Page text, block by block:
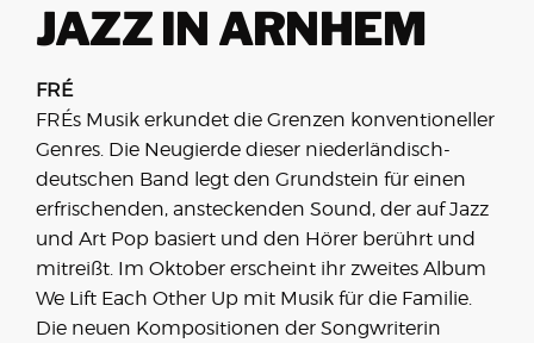
JAZZ IN ARNHEM
FRÉ
FRÉs Musik erkundet die Grenzen konventioneller
Genres. Die Neugierde dieser niederländisch-
deutschen Band legt den Grundstein für einen
erfrischenden, ansteckenden Sound, der auf Jazz
und Art Pop basiert und den Hörer berührt und
mitreißt. Im Oktober erscheint ihr zweites Album
We Lift Each Other Up mit Musik für die Familie.
Die neuen Kompositionen der Songwriterin